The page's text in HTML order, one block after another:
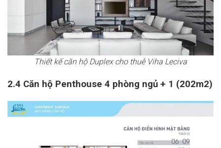
Thiết kế căn hộ Duplex cho thuê Viha Leciva
2.4 Căn hộ Penthouse 4 phòng ngủ + 1 (202m2)